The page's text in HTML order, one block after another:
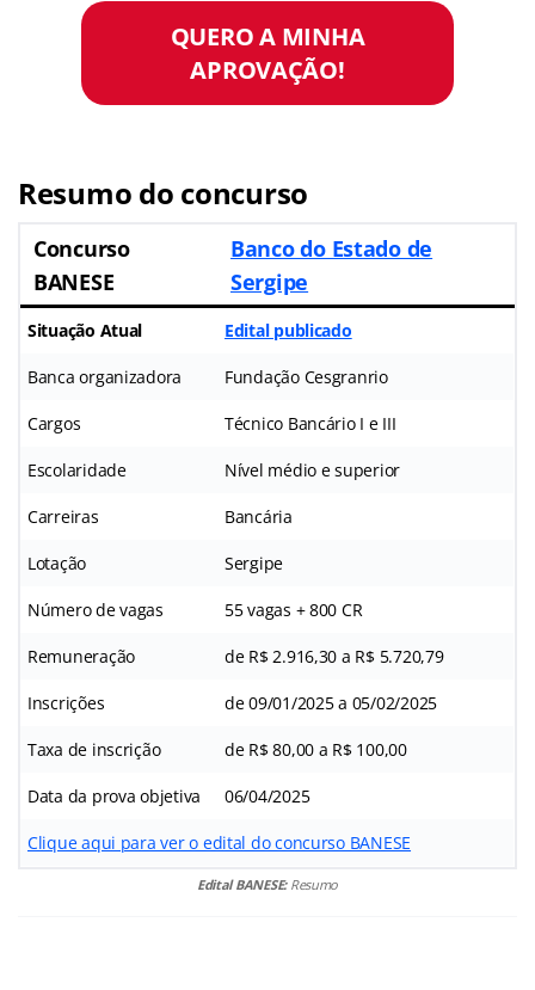
QUERO A MINHA
APROVAÇÃO!
Resumo do concurso
Concurso
BANESE
Banco do Estado de
Sergipe
Situação Atual Edital publicado
Banca organizadora Fundação Cesgranrio
Cargos Técnico Bancário I e III
Escolaridade Nível médio e superior
Carreiras Bancária
Lotação Sergipe
Número de vagas 55 vagas + 800 CR
Remuneração de R$ 2.916,30 a R$ 5.720,79
Inscrições de 09/01/2025 a 05/02/2025
Taxa de inscrição de R$ 80,00 a R$ 100,00
Data da prova objetiva 06/04/2025
Clique aqui para ver o edital do concurso BANESE
Edital BANESE:Resumo